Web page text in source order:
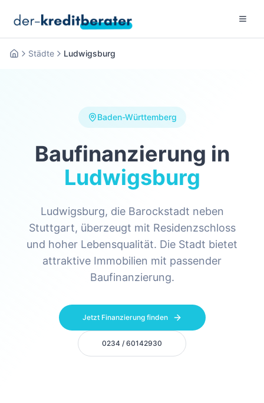
Menu
Startseite
Städte Ludwigsburg
Baden-Württemberg
Baufinanzierung in
Ludwigsburg
Ludwigsburg, die Barockstadt neben
Stuttgart, überzeugt mit Residenzschloss
und hoher Lebensqualität. Die Stadt bietet
attraktive Immobilien mit passender
Baufinanzierung.
Jetzt Finanzierung finden
0234 / 60142930